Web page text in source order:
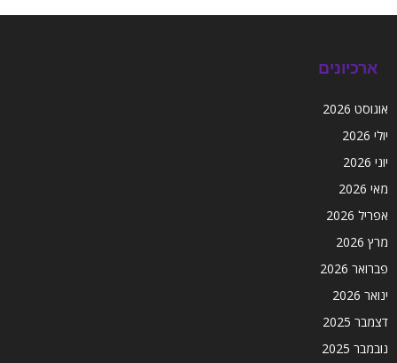
ארכיונים
אוגוסט 2026
יולי 2026
יוני 2026
מאי 2026
אפריל 2026
מרץ 2026
פברואר 2026
ינואר 2026
דצמבר 2025
נובמבר 2025